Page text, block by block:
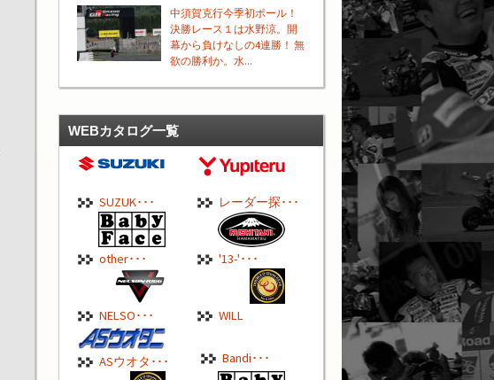
中須賀克行今季初ポール！
決勝レース１は水野涼。開
幕から負けなしの4連勝！ 無
欲の勝利か。水...
WEBカタログ一覧
SUZUK･･･ レーダー探･･･
other･･･ '13-'･･･
NELSO･･･ WILL
ASウオタ･･･ Bandi･･･